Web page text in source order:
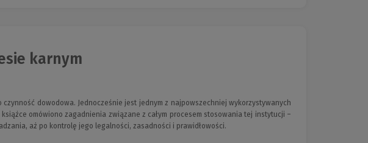
karnym
dowodowa. Jednocześnie jest jednym z najpowszechniej wykorzystywanych
omówiono zagadnienia związane z całym procesem stosowania tej instytucji –
aż po kontrolę jego legalności, zasadności i prawidłowości.